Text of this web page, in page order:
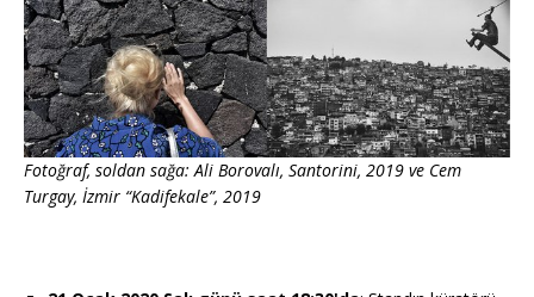
Fotoğraf, soldan sağa: Ali Borovalı, Santorini, 2019 ve Cem
Turgay, İzmir “Kadifekale”, 2019